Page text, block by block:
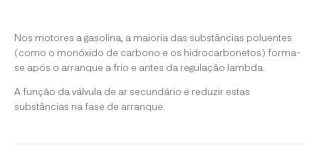
Nos motores a gasolina, a maioria das substâncias poluentes
(como o monóxido de carbono e os hidrocarbonetos) forma-
se após o arranque a frio e antes da regulação lambda.
A função da válvula de ar secundário é reduzir estas
substâncias na fase de arranque.